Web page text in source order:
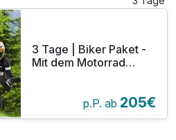
3 Tage | Biker Paket -
Mit dem Motorrad
p.P. ab 205€